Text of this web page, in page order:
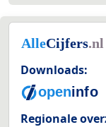
Downloads:
Regionale